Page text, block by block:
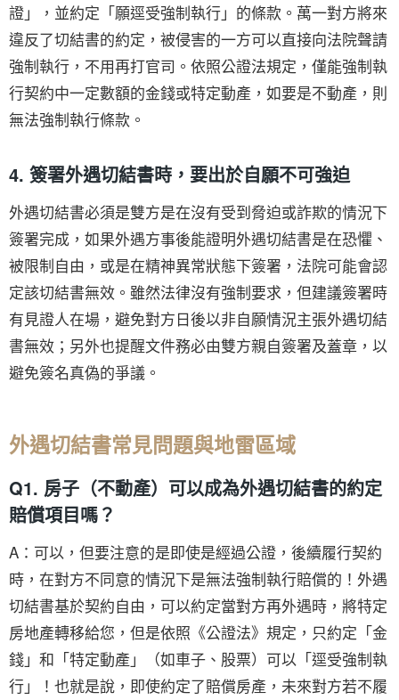
證」，並約定「願逕受強制執行」的條款。萬一對方將來
違反了切結書的約定，被侵害的一方可以直接向法院聲請
強制執行，不用再打官司。依照公證法規定，僅能強制執
行契約中一定數額的金錢或特定動產，如要是不動產，則
無法強制執行條款。
4. 簽署外遇切結書時，要出於自願不可強迫
外遇切結書必須是雙方是在沒有受到脅迫或詐欺的情況下
簽署完成，如果外遇方事後能證明外遇切結書是在恐懼、
被限制自由，或是在精神異常狀態下簽署，法院可能會認
定該切結書無效。雖然法律沒有強制要求，但建議簽署時
有見證人在場，避免對方日後以非自願情況主張外遇切結
書無效；另外也提醒文件務必由雙方親自簽署及蓋章，以
避免簽名真偽的爭議。
外遇切結書常見問題與地雷區域
Q1. 房子（不動產）可以成為外遇切結書的約定
賠償項目嗎？
A：可以，但要注意的是即使是經過公證，後續履行契約
時，在對方不同意的情況下是無法強制執行賠償的！外遇
切結書基於契約自由，可以約定當對方再外遇時，將特定
房地產轉移給您，但是依照《公證法》規定，只約定「金
錢」和「特定動產」（如車子、股票）可以「逕受強制執
行」！也就是說，即使約定了賠償房產，未來對方若不履